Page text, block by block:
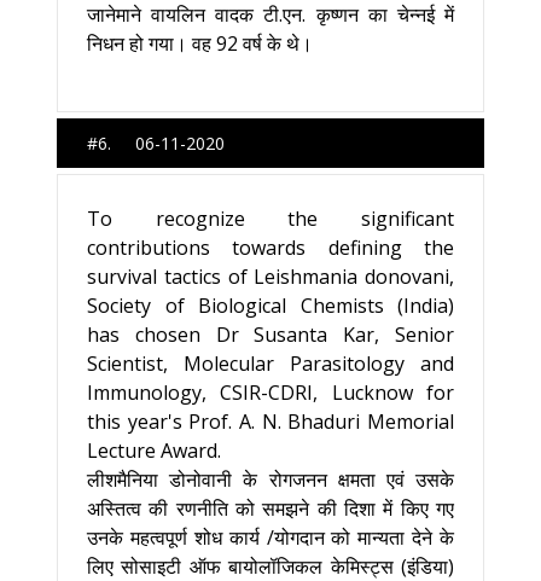
जानेमाने वायलिन वादक टी.एन. कृष्णन का चेन्नई में
निधन हो गया। वह 92 वर्ष के थे।
#6. 06-11-2020
To recognize the significant
contributions towards defining the
survival tactics of Leishmania donovani,
Society of Biological Chemists (India)
has chosen Dr Susanta Kar, Senior
Scientist, Molecular Parasitology and
Immunology, CSIR-CDRI, Lucknow for
this year's Prof. A. N. Bhaduri Memorial
Lecture Award.
लीशमैनिया डोनोवानी के रोगजनन क्षमता एवं उसके
अस्तित्व की रणनीति को समझने की दिशा में किए गए
उनके महत्वपूर्ण शोध कार्य /योगदान को मान्यता देने के
लिए सोसाइटी ऑफ बायोलॉजिकल केमिस्ट्स (इंडिया)